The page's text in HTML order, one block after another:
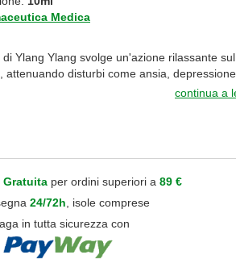
Medica
Ylang Ylang svolge un'azione rilassante sul
attenuando disturbi come ansia,
continua a
Gratuita per ordini superiori a 89 €
24/72h , isole comprese
in tutta sicurezza con